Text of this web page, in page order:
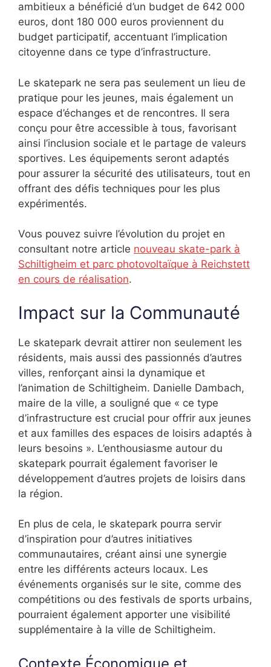
ambitieux a bénéficié d’un budget de 642 000
euros, dont 180 000 euros proviennent du
budget participatif, accentuant l’implication
citoyenne dans ce type d’infrastructure.
Le skatepark ne sera pas seulement un lieu de
pratique pour les jeunes, mais également un
espace d’échanges et de rencontres. Il sera
conçu pour être accessible à tous, favorisant
ainsi l’inclusion sociale et le partage de valeurs
sportives. Les équipements seront adaptés
pour assurer la sécurité des utilisateurs, tout en
offrant des défis techniques pour les plus
expérimentés.
Vous pouvez suivre l’évolution du projet en
consultant notre article nouveau skate-park à
Schiltigheim et parc photovoltaïque à Reichstett
en cours de réalisation.
Impact sur la Communauté
Le skatepark devrait attirer non seulement les
résidents, mais aussi des passionnés d’autres
villes, renforçant ainsi la dynamique et
l’animation de Schiltigheim. Danielle Dambach,
maire de la ville, a souligné que « ce type
d’infrastructure est crucial pour offrir aux jeunes
et aux familles des espaces de loisirs adaptés à
leurs besoins ». L’enthousiasme autour du
skatepark pourrait également favoriser le
développement d’autres projets de loisirs dans
la région.
En plus de cela, le skatepark pourra servir
d’inspiration pour d’autres initiatives
communautaires, créant ainsi une synergie
entre les différents acteurs locaux. Les
événements organisés sur le site, comme des
compétitions ou des festivals de sports urbains,
pourraient également apporter une visibilité
supplémentaire à la ville de Schiltigheim.